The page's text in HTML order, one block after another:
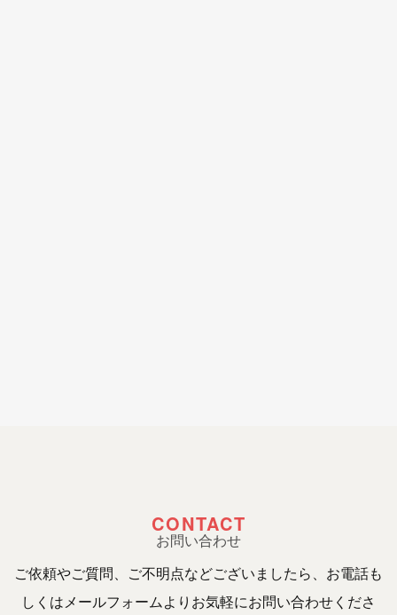
CONTACT
お問い合わせ
ご依頼やご質問、ご不明点などございましたら、お電話も
しくはメールフォームよりお気軽にお問い合わせくださ